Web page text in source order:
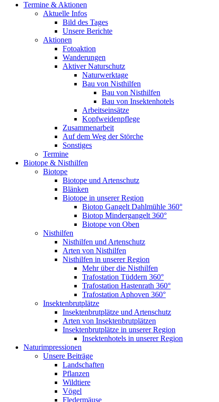
Termine & Aktionen
Aktuelle Infos
Bild des Tages
Unsere Berichte
Aktionen
Fotoaktion
Wanderungen
Aktiver Naturschutz
Naturwerktage
Bau von Nisthilfen
Bau von Nisthilfen
Bau von Insektenhotels
Arbeitseinsätze
Kopfweidenpflege
Zusammenarbeit
Auf dem Weg der Störche
Sonstiges
Termine
Biotope & Nisthilfen
Biotope
Biotope und Artenschutz
Blänken
Biotope in unserer Region
Biotop Gangelt Dahlmühle 360°
Biotop Mindergangelt 360°
Biotope von Oben
Nisthilfen
Nisthilfen und Artenschutz
Arten von Nisthilfen
Nisthilfen in unserer Region
Mehr über die Nisthilfen
Trafostation Tüddern 360°
Trafostation Hastenrath 360°
Trafostation Aphoven 360°
Insektenbrutplätze
Insektenbrutplätze und Artenschutz
Arten von Insektenbrutplätzen
Insektenbrutplätze in unserer Region
Insektenhotels in unserer Region
Naturimpressionen
Unsere Beiträge
Landschaften
Pflanzen
Wildtiere
Vögel
Fledermäuse